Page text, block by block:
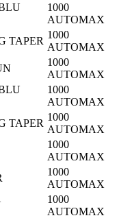
1000
AUTOMAX
TAPER
1000
AUTOMAX
1000
AUTOMAX
1000
AUTOMAX
TAPER
1000
AUTOMAX
1000
AUTOMAX
1000
AUTOMAX
1000
AUTOMAX